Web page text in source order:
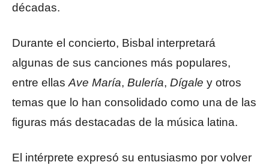
décadas.
Durante el concierto, Bisbal interpretará
algunas de sus canciones más populares,
entre ellas Ave María, Bulería, Dígale y otros
temas que lo han consolidado como una de las
figuras más destacadas de la música latina.
El intérprete expresó su entusiasmo por volver